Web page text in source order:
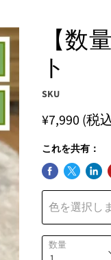
【数
ト
SKU
¥7,990 (税
これを共有：
色を選択し
数量